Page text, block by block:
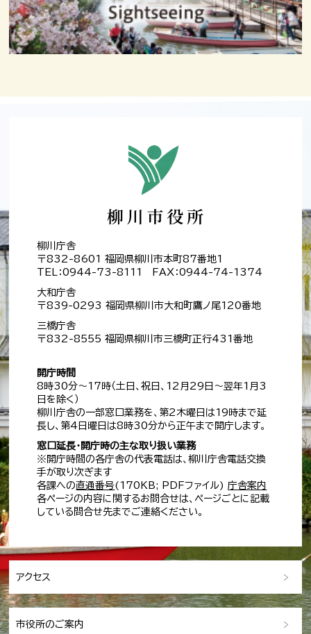
柳川庁舎
〒832-8601 福岡県柳川市本町87番地1
TEL：0944-73-8111 FAX：0944-74-1374
大和庁舎
〒839-0293 福岡県柳川市大和町鷹ノ尾120番地
三橋庁舎
〒832-8555 福岡県柳川市三橋町正行431番地
開庁時間
8時30分～17時（土日、祝日、12月29日～翌年1月3
日を除く）
柳川庁舎の一部窓口業務を、第2木曜日は19時まで延
長し、第4日曜日は8時30分から正午まで開庁します。
窓口延長・開庁時の主な取り扱い業務
※開庁時間の各庁舎の代表電話は、柳川庁舎電話交換
手が取り次ぎます
各課への直通番号(170KB; PDFファイル)庁舎案内
各ページの内容に関するお問合せは、ページごとに記載
している問合せ先までご連絡ください。
アクセス
市役所のご案内